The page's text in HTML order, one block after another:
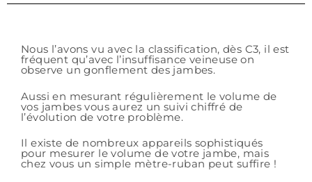
Nous l’avons vu avec la classification, dès C3, il est
fréquent qu’avec l’insuffisance veineuse on
observe un gonflement des jambes.
Aussi en mesurant régulièrement le volume de
vos jambes vous aurez un suivi chiffré de
l’évolution de votre problème.
Il existe de nombreux appareils sophistiqués
pour mesurer le volume de votre jambe, mais
chez vous un simple mètre-ruban peut suffire !